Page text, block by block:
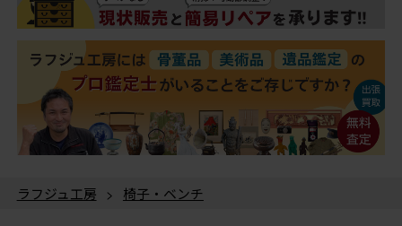
ラフジュ工房 > 椅子・ベンチ